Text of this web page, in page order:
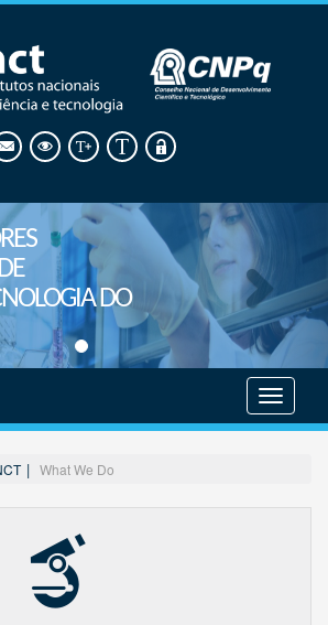
DO
menu
What We Do